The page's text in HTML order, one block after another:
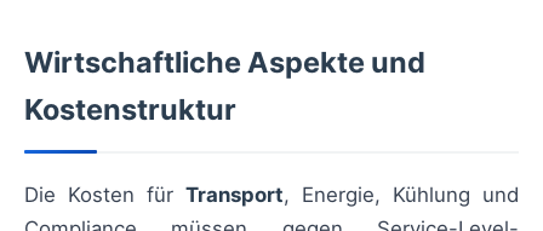
Wirtschaftliche Aspekte und
Kostenstruktur
Die Kosten für Transport, Energie, Kühlung und